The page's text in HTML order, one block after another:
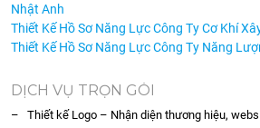
Nhật Anh
Thiết Kế Hồ Sơ Năng Lực Công Ty Cơ Khí
Thiết Kế Hồ Sơ Năng Lực Công Ty Năng
DỊCH VỤ TRỌN GÓI
– Thiết kế Logo – Nhận diện thương hiệu,